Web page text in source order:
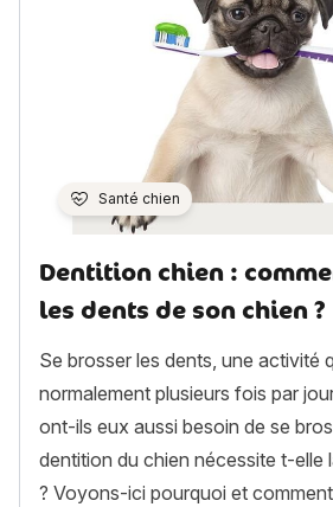
Santé chien
Dentition chien :
les dents de son chien ?
Se brosser les dents, une activité
normalement plusieurs fois par
ont-ils eux aussi besoin de se
dentition du chien nécessite t-elle
? Voyons-ici pourquoi et